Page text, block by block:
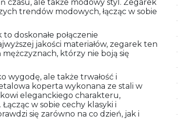
czasu, ale także modowy styl. Zegarek
trendów modowych, łącząc w sobie
doskonałe połączenie
jakości materiałów, zegarek ten
którzy nie boją się
wygodę, ale także trwałość i
koperta wykonana ze stali w
eleganckiego charakteru,
w sobie cechy klasyki i
się zarówno na co dzień, jak i